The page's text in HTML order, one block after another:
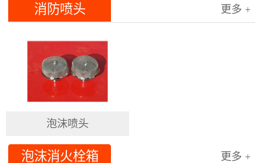
消防喷头 更多 +
泡沫喷头
泡沫消火栓箱 更多 +